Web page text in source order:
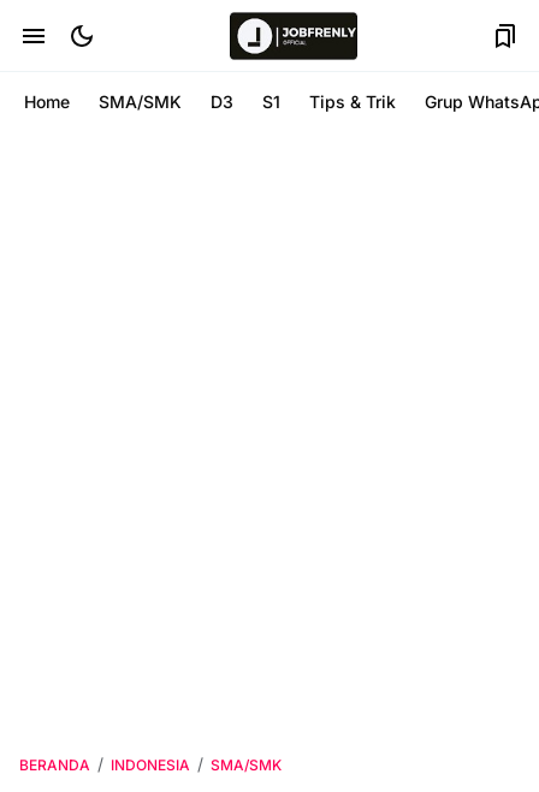
Home SMA/SMK D3 S1 Tips & Trik Grup
BERANDA INDONESIA SMA/SMK